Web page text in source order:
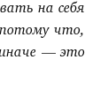
на себя
потому что,
—это